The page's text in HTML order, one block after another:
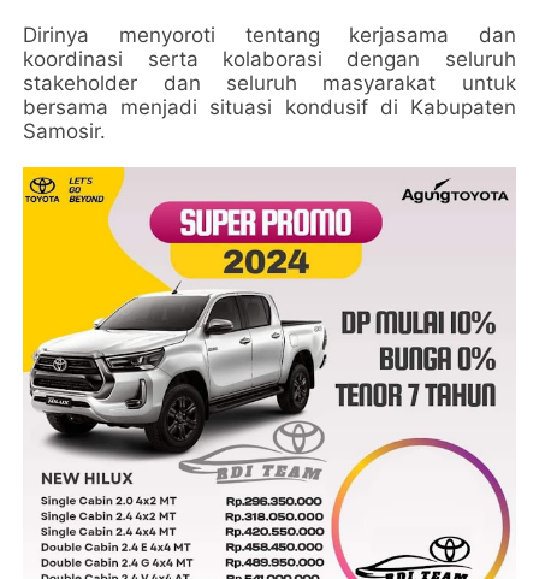
Dirinya menyoroti tentang kerjasama dan
koordinasi serta kolaborasi dengan seluruh
stakeholder dan seluruh masyarakat untuk
bersama menjadi situasi kondusif di Kabupaten
Samosir.